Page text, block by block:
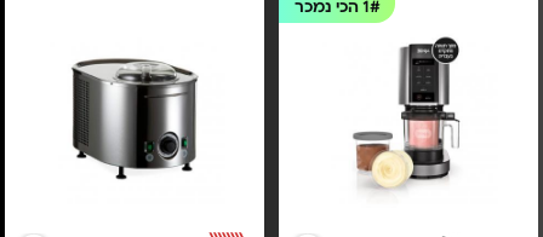
1#הכי נמכר